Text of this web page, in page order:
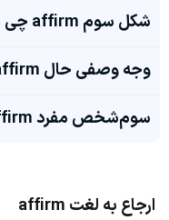
شکل سوم affirm چی میشه؟
وجه وصفی حال affirm چی میشه؟
سوم‌شخص مفرد affirm چی میشه؟
ارجاع به لغت affirm